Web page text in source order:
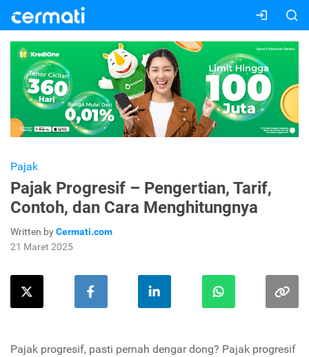
Pajak
Pajak Progresif – Pengertian, Tarif,
Contoh, dan Cara Menghitungnya
Written byCermati.com
21 Maret 2025
Pajak progresif, pasti pernah dengar dong? Pajak progresif